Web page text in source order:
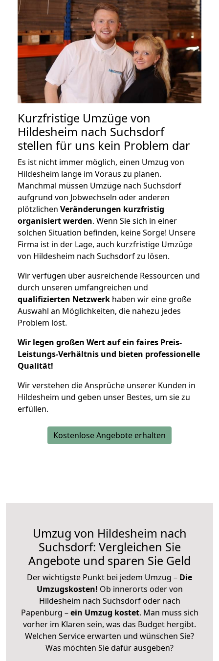
Kurzfristige Umzüge von
Hildesheim nach Suchsdorf
stellen für uns kein Problem dar
Es ist nicht immer möglich, einen Umzug von
Hildesheim lange im Voraus zu planen.
Manchmal müssen Umzüge nach Suchsdorf
aufgrund von Jobwechseln oder anderen
plötzlichen Veränderungen kurzfristig
organisiert werden. Wenn Sie sich in einer
solchen Situation befinden, keine Sorge! Unsere
Firma ist in der Lage, auch kurzfristige Umzüge
von Hildesheim nach Suchsdorf zu lösen.
Wir verfügen über ausreichende Ressourcen und
durch unseren umfangreichen und
qualifizierten Netzwerk haben wir eine große
Auswahl an Möglichkeiten, die nahezu jedes
Problem löst.
Wir legen großen Wert auf ein faires Preis-
Leistungs-Verhältnis und bieten professionelle
Qualität!
Wir verstehen die Ansprüche unserer Kunden in
Hildesheim und geben unser Bestes, um sie zu
erfüllen.
Kostenlose Angebote erhalten
Umzug von Hildesheim nach
Suchsdorf: Vergleichen Sie
Angebote und sparen Sie Geld
Der wichtigste Punkt bei jedem Umzug – Die
Umzugskosten! Ob innerorts oder von
Hildesheim nach Suchsdorf oder nach
Papenburg –ein Umzug kostet. Man muss sich
vorher im Klaren sein, was das Budget hergibt.
Welchen Service erwarten und wünschen Sie?
Was möchten Sie dafür ausgeben?